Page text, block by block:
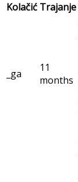
Kolačić Trajanje
_ga
11
months